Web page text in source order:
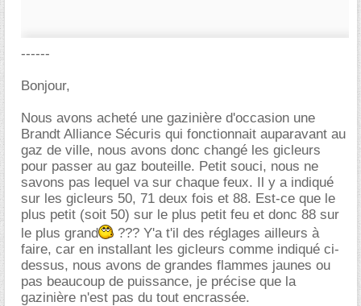
------
Bonjour,
Nous avons acheté une gazinière d'occasion une
Brandt Alliance Sécuris qui fonctionnait auparavant au
gaz de ville, nous avons donc changé les gicleurs
pour passer au gaz bouteille. Petit souci, nous ne
savons pas lequel va sur chaque feux. Il y a indiqué
sur les gicleurs 50, 71 deux fois et 88. Est-ce que le
plus petit (soit 50) sur le plus petit feu et donc 88 sur
le plus grand
??? Y'a t'il des réglages ailleurs à
faire, car en installant les gicleurs comme indiqué ci-
dessus, nous avons de grandes flammes jaunes ou
pas beaucoup de puissance, je précise que la
gazinière n'est pas du tout encrassée.